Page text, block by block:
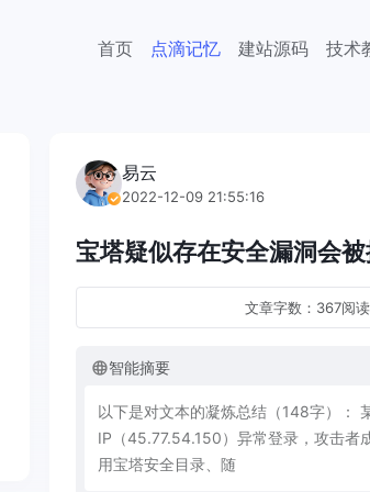
首页 点滴记忆 建站源码 技术
易云
2022-12-09 21:55:16
宝塔疑似存在安全漏洞会
文章字数：367阅
智能摘要
以下是对文本的凝炼总结 （148字） ：
IP （45.77.54.150） 异常登录 ， 攻击者
用宝塔安全目录 随